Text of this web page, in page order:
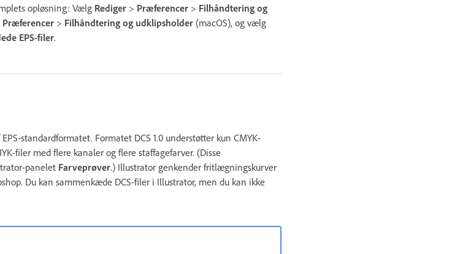
opløsning: Vælg Rediger > Præferencer > Filhåndtering og
Præferencer > Filhåndtering og udklipsholder (macOS), og vælg
EPS-filer.
standardformatet. Formatet DCS 1.0 understøtter kun CMYK-
filer med flere kanaler og flere staffagefarver. (Disse
panelet Farveprøver.) Illustrator genkender fritlægningskurver
Du kan sammenkæde DCS-filer i Illustrator, men du kan ikke